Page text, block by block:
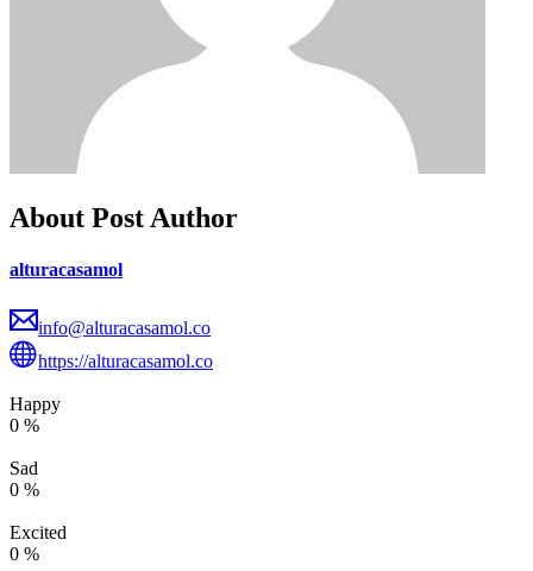
About Post Author
alturacasamol
info@alturacasamol.co
https://alturacasamol.co
Happy
0 %
Sad
0 %
Excited
0 %